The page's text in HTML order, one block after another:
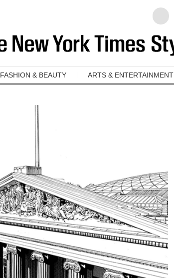
FASHION & BEAUTY ARTS & ENTERTAINMENT